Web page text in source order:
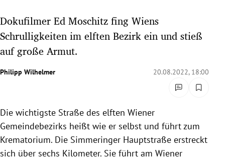
Untermenü
Untermenü
Untermenü
Untermenü
Dokufilmer Ed Moschitz fing Wiens
Schrulligkeiten im elften Bezirk ein und stieß
auf große Armut.
Philipp Wilhelmer 20.08.2022, 18:00
Die wichtigste Straße des elften Wiener
Gemeindebezirks heißt wie er selbst und führt zum
Krematorium. Die Simmeringer Hauptstraße erstreckt
sich über sechs Kilometer. Sie führt am Wiener